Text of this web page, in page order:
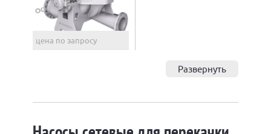
цена по запросу
Развернуть